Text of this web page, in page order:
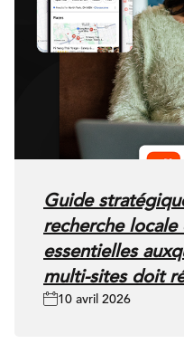
Guide
recherche
essentielles
multi-sites doit
10 avril 2026